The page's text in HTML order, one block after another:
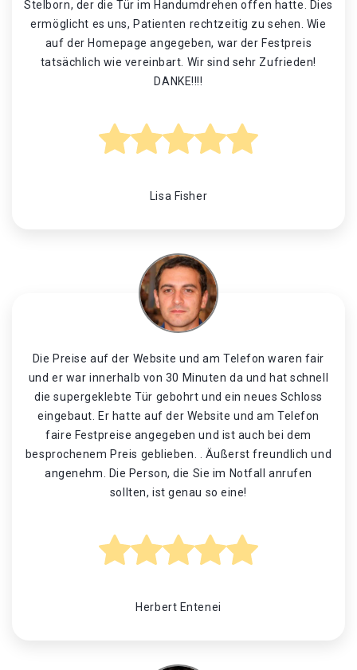
Stelborn, der die Tür im Handumdrehen offen hatte. Dies
ermöglicht es uns, Patienten rechtzeitig zu sehen. Wie
auf der Homepage angegeben, war der Festpreis
tatsächlich wie vereinbart. Wir sind sehr Zufrieden!
DANKE!!!!
Lisa Fisher
Die Preise auf der Website und am Telefon waren fair
und er war innerhalb von 30 Minuten da und hat schnell
die supergeklebte Tür gebohrt und ein neues Schloss
eingebaut. Er hatte auf der Website und am Telefon
faire Festpreise angegeben und ist auch bei dem
besprochenem Preis geblieben. . Äußerst freundlich und
angenehm. Die Person, die Sie im Notfall anrufen
sollten, ist genau so eine!
Herbert Entenei